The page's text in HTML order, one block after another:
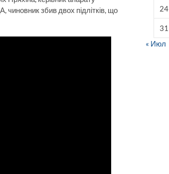
чиновник збив двох підлітків, що
24
31
« Июл